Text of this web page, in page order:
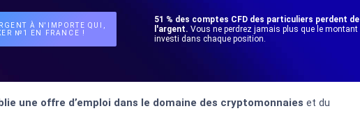
À N'IMPORTE QUI,
№1 EN FRANCE !
51 % des comptes CFD des particuliers perdent de
l'argent. Vous ne perdrez jamais plus que le montant
investi dans chaque position.
une offre d’emploi dans le domaine des cryptomonnaies et du